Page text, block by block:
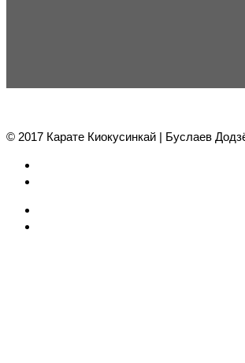
© 2017 Карате Киокуcинкай | Буслаев